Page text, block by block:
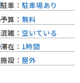
駐車： 駐車場あり
予算： 無料
混雑： 空いている
滞在： 1時間
施設： 屋外